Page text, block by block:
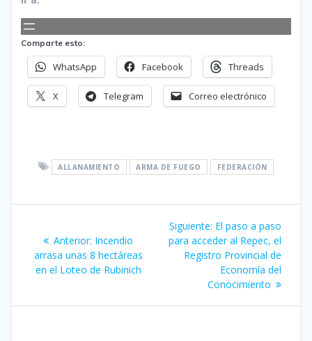
Comparte esto:
WhatsApp Facebook Threads
X Telegram Correo electrónico
ALLANAMIENTO ARMA DE FUEGO FEDERACIÓN
de
entradas
Anterior: Entrada
anterior:
Incendio
arrasa unas 8 hectáreas
en el Loteo de Rubinich
Siguiente: Siguiente
entrada:
El paso a paso
para acceder al Repec, el
Registro Provincial de
Economía del
Conocimiento